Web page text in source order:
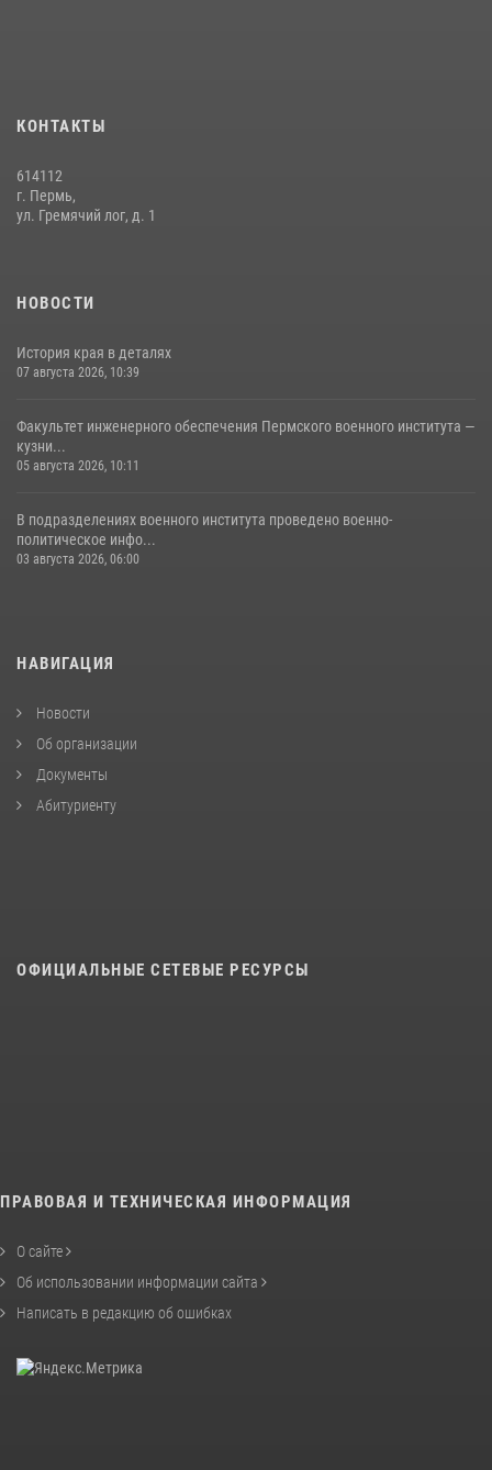
КОНТАКТЫ
614112
г. Пермь,
ул. Гремячий лог, д. 1
НОВОСТИ
История края в деталях
07 августа 2026, 10:39
Факультет инженерного обеспечения Пермского военного института —
кузни...
05 августа 2026, 10:11
В подразделениях военного института проведено военно-
политическое инфо...
03 августа 2026, 06:00
НАВИГАЦИЯ
Новости
Об организации
Документы
Абитуриенту
ОФИЦИАЛЬНЫЕ СЕТЕВЫЕ РЕСУРСЫ
ПРАВОВАЯ И ТЕХНИЧЕСКАЯ ИНФОРМАЦИЯ
О сайте
Об использовании информации сайта
Написать в редакцию об ошибках